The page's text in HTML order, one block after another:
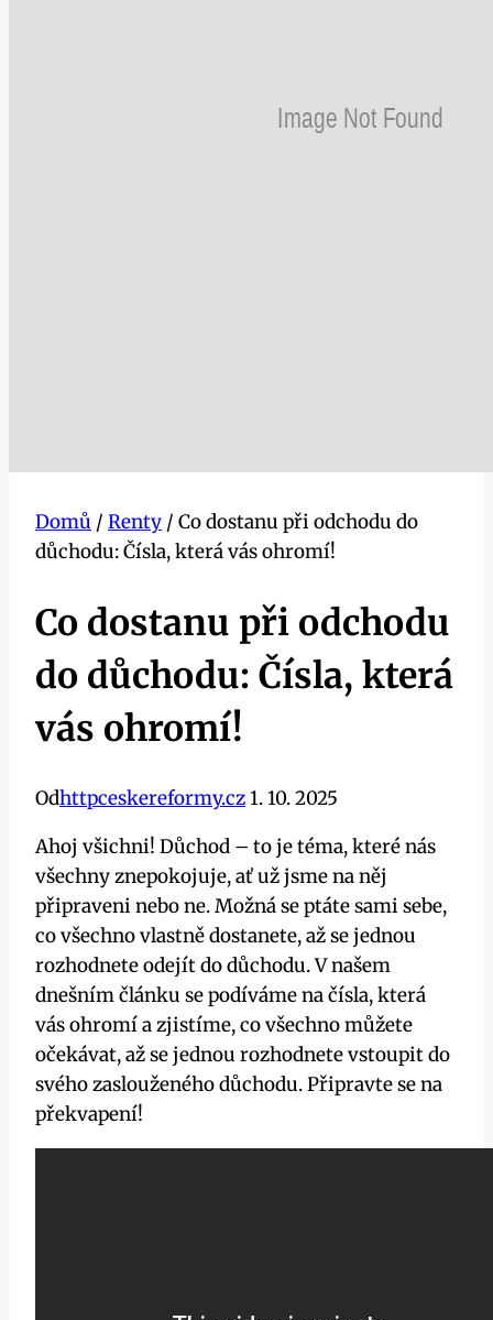
Domů / Renty / Co dostanu při odchodu do
důchodu: Čísla, která vás ohromí!
Co dostanu při odchodu
do důchodu: Čísla, která
vás ohromí!
Odhttpceskereformy.cz1. 10. 2025
Ahoj všichni! Důchod – to je téma, které nás
všechny znepokojuje, ať už jsme na něj
připraveni nebo ne. Možná se ptáte sami sebe,
co všechno vlastně dostanete, až se jednou
rozhodnete odejít do důchodu. V našem
dnešním článku se podíváme na čísla, která
vás ohromí a zjistíme, co všechno můžete
očekávat, až se jednou rozhodnete vstoupit do
svého zaslouženého důchodu. Připravte se na
překvapení!